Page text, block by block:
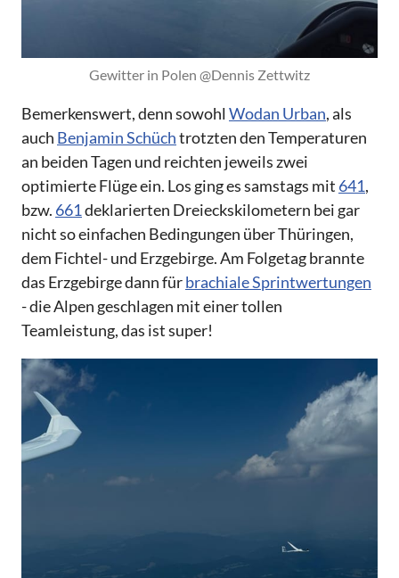
Gewitter in Polen @Dennis Zettwitz
Bemerkenswert, denn sowohl Wodan Urban, als
auch Benjamin Schüchtrotzten den Temperaturen
an beiden Tagen und reichten jeweils zwei
optimierte Flüge ein. Los ging es samstags mit 641,
bzw. 661deklarierten Dreieckskilometern bei gar
nicht so einfachen Bedingungen über Thüringen,
dem Fichtel- und Erzgebirge. Am Folgetag brannte
das Erzgebirge dann fürbrachiale Sprintwertungen
- die Alpen geschlagen mit einer tollen
Teamleistung, das ist super!